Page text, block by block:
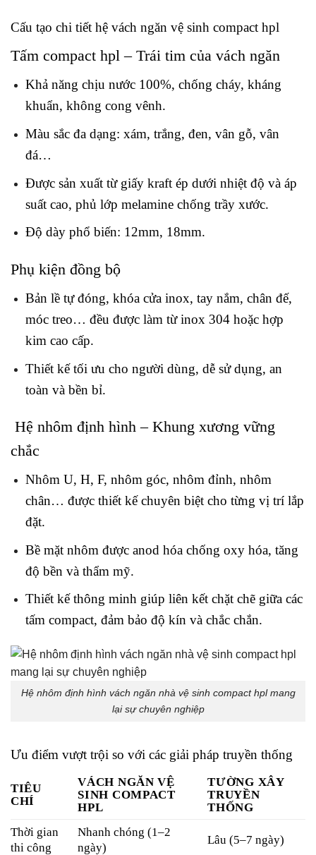
Cấu tạo chi tiết hệ vách ngăn vệ sinh compact hpl
Tấm compact hpl – Trái tim của vách ngăn
Khả năng chịu nước 100%, chống cháy, kháng
khuẩn, không cong vênh.
Màu sắc đa dạng: xám, trắng, đen, vân gỗ, vân
đá…
Được sản xuất từ giấy kraft ép dưới nhiệt độ và áp
suất cao, phủ lớp melamine chống trầy xước.
Độ dày phổ biến: 12mm, 18mm.
Phụ kiện đồng bộ
Bản lề tự đóng, khóa cửa inox, tay nắm, chân đế,
móc treo… đều được làm từ inox 304 hoặc hợp
kim cao cấp.
Thiết kế tối ưu cho người dùng, dễ sử dụng, an
toàn và bền bỉ.
Hệ nhôm định hình – Khung xương vững
chắc
Nhôm U, H, F, nhôm góc, nhôm đỉnh, nhôm
chân… được thiết kế chuyên biệt cho từng vị trí lắp
đặt.
Bề mặt nhôm được anod hóa chống oxy hóa, tăng
độ bền và thẩm mỹ.
Thiết kế thông minh giúp liên kết chặt chẽ giữa các
tấm compact, đảm bảo độ kín và chắc chắn.
Hệ nhôm định hình vách ngăn nhà vệ sinh compact hpl mang
lại sự chuyên nghiệp
Ưu điểm vượt trội so với các giải pháp truyền thống
TIÊU
CHÍ
VÁCH NGĂN VỆ
SINH COMPACT
HPL
TƯỜNG XÂY
TRUYỀN
THỐNG
Thời gian
thi công
Nhanh chóng (1–2
ngày)
Lâu (5–7 ngày)